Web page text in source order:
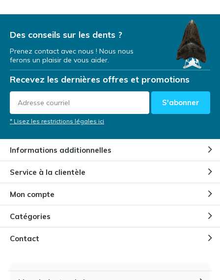
Des conseils sur les dents ?
Prenez contact avec nous ! Nous nous
ferons un plaisir de vous aider.
Recevez les dernières offres et promotions
S'abonner
* Lisez les restrictions légales ici
Informations additionnelles
Service à la clientèle
Mon compte
Catégories
Contact